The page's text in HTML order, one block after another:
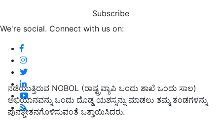
Subscribe
We're social. Connect with us on:
ನಡೆಯುತ್ತಿರುವ NOBOL (ರಾಷ್ಟ್ರವ್ಯಾಪಿ ಒಂದು ಶಾಖೆ ಒಂದು ಸಾಲ)
ಅಭಿಯಾನವನ್ನು ಒಂದು ದೊಡ್ಡ ಯಶಸ್ಸನ್ನು ಮಾಡಲು ತಮ್ಮ ತಂಡಗಳನ್ನು
ಪುನಶ್ಚೇತನಗೊಳಿಸುವಂತೆ ಒತ್ತಾಯಿಸಿದರು.